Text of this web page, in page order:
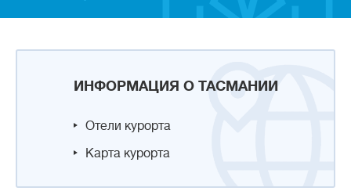
ИНФОРМАЦИЯ О ТАСМАНИИ
Отели курорта
Карта курорта